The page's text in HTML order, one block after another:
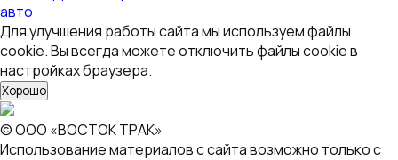
© ООО «ВОСТОК ТРАК»
Использование материалов с сайта возможно только с
разрешения администрации сайта.
Политика в отношении персональных данных
Правила обработки cookie
Согласие на обработку персональных данных
Для улучшения работы сайта мы используем файлы